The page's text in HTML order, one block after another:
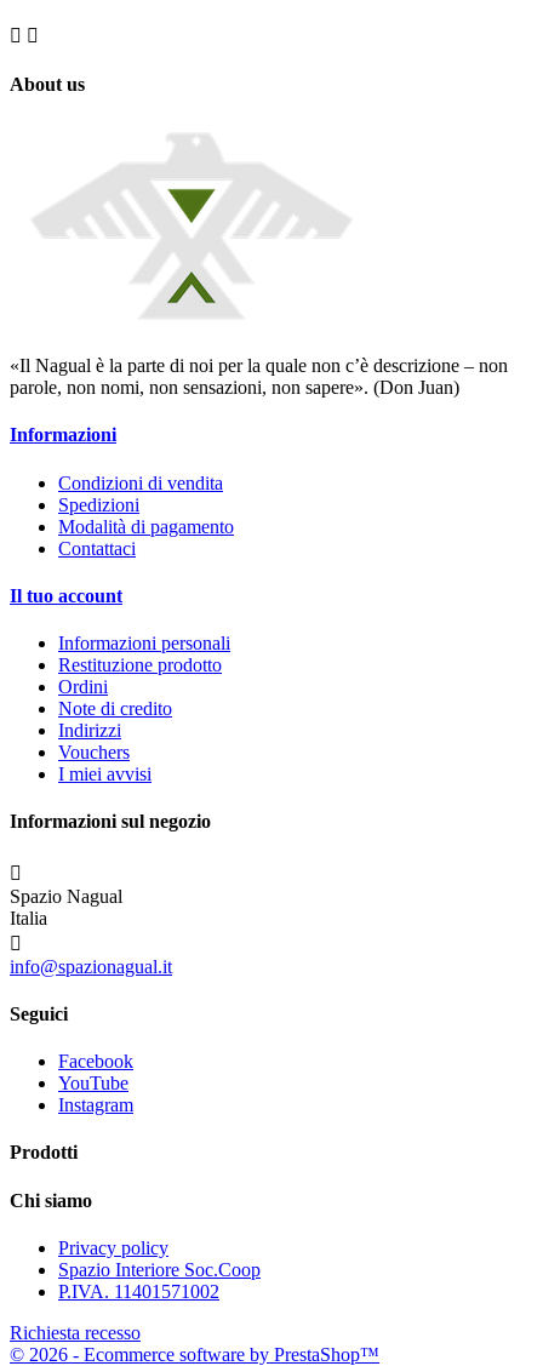
 
About us
«Il Nagual è la parte di noi per la quale non c’è descrizione – non
parole, non nomi, non sensazioni, non sapere». (Don Juan)
Informazioni
Condizioni di vendita
Spedizioni
Modalità di pagamento
Contattaci
Il tuo account
Informazioni personali
Restituzione prodotto
Ordini
Note di credito
Indirizzi
Vouchers
I miei avvisi
Informazioni sul negozio

Spazio Nagual
Italia

info@spazionagual.it
Seguici
Facebook
YouTube
Instagram
Prodotti
Chi siamo
Privacy policy
Spazio Interiore Soc.Coop
P.IVA. 11401571002
Richiesta recesso
© 2026 - Ecommerce software by PrestaShop™